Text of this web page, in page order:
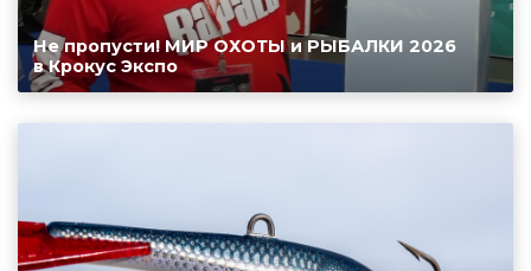
Не пропусти! МИР ОХОТЫ и РЫБАЛКИ 2026
в Крокус Экспо